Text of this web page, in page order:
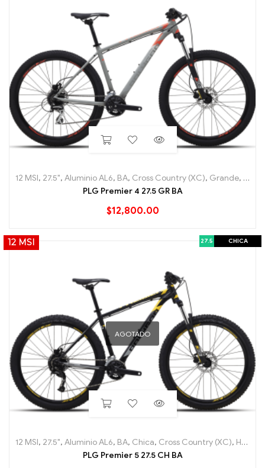
12 MSI, 27.5", Aluminio AL6, BA, Cross Country (XC), Grande, Hard
PLG Premier 4 27.5 GR BA
$12,800.00
12 MSI 27.5 CHICA
AGOTADO
12 MSI, 27.5", Aluminio AL6, BA, Chica, Cross Country (XC), Hard Tail
PLG Premier 5 27.5 CH BA